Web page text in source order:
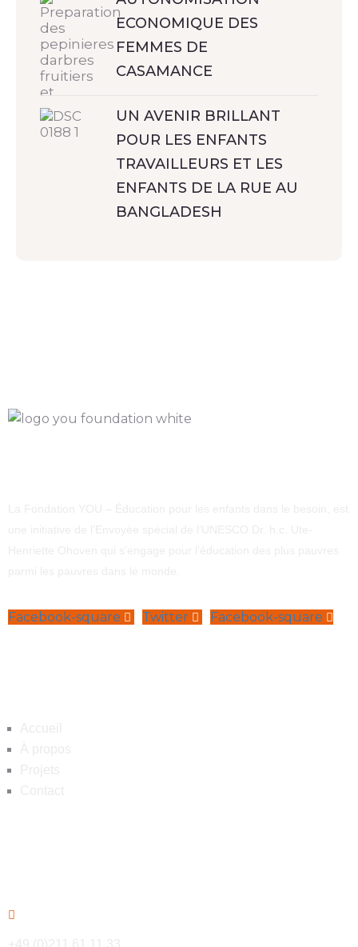
ECONOMIQUE DES
FEMMES DE
CASAMANCE
UN AVENIR BRILLANT
POUR LES ENFANTS
TRAVAILLEURS ET LES
ENFANTS DE LA RUE AU
BANGLADESH
Facebook-square Twitter Facebook-square